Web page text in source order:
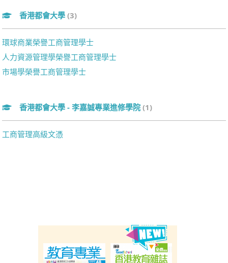
香港都會大學 (3)
環球商業榮譽工商管理學士
人力資源管理學榮譽工商管理學士
市場學榮譽工商管理學士
香港都會大學 - 李嘉誠專業進修學院 (1)
工商管理高級文憑